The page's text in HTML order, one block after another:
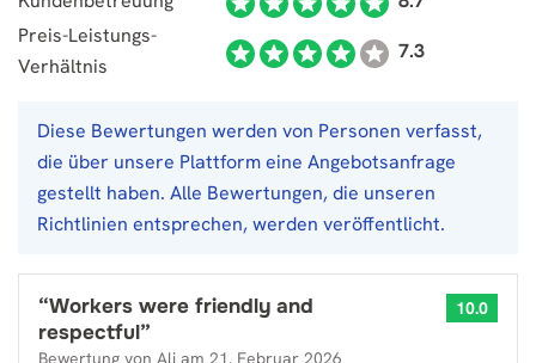
Preis-Leistungs-
Verhältnis
7.3
Diese Bewertungen werden von Personen verfasst,
die über unsere Plattform eine Angebotsanfrage
gestellt haben. Alle Bewertungen, die unseren
Richtlinien entsprechen, werden veröffentlicht.
“Workers were friendly and
respectful”
Bewertung von Ali am 21. Februar 2026
10.0